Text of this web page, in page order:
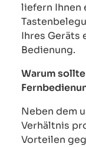
liefern Ihnen
Ihres Geräts
Bedienung.
Warum
Neben dem
Verhältnis
Vorteilen